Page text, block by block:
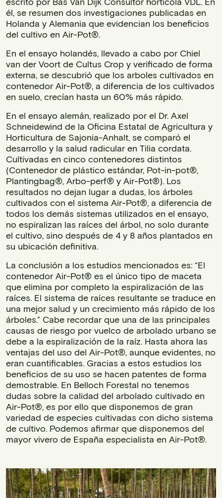
él, se resumen dos investigaciones publicadas en
Holanda y Alemania que evidencian los beneficios
del cultivo en Air-Pot®.
En el ensayo holandés, llevado a cabo por Chiel
van der Voort de Cultus Crop y verificado de forma
externa, se descubrió que los arboles cultivados en
contenedor Air-Pot®, a diferencia de los cultivados
en suelo, crecían hasta un 60% más rápido.
En el ensayo alemán, realizado por el Dr. Axel
Schneidewind de la Oficina Estatal de Agricultura y
Horticultura de Sajonia-Anhalt, se comparó el
desarrollo y la salud radicular en Tilia cordata.
Cultivadas en cinco contenedores distintos
(Contenedor de plástico estándar, Pot-in-pot®,
Plantingbag®, Arbo-perf® y Air-Pot®). Los
resultados no dejan lugar a dudas, los árboles
cultivados con el sistema Air-Pot®, a diferencia de
todos los demás sistemas utilizados en el ensayo,
no espiralizan las raíces del árbol, no solo durante
el cultivo, sino después de 4 y 8 años plantados en
su ubicación definitiva.
La conclusión a los estudios mencionados es: “El
contenedor Air-Pot® es el único tipo de maceta
que elimina por completo la espiralización de las
raíces. El sistema de raíces resultante se traduce en
una mejor salud y un crecimiento más rápido de los
árboles.” Cabe recordar que una de las principales
causas de riesgo por vuelco de arbolado urbano se
debe a la espiralización de la raíz. Hasta ahora las
ventajas del uso del Air-Pot®, aunque evidentes, no
eran cuantificables. Gracias a estos estudios los
beneficios de su uso se hacen patentes de forma
demostrable. En Belloch Forestal no tenemos
dudas sobre la calidad del arbolado cultivado en
Air-Pot®, es por ello que disponemos de gran
variedad de especies cultivadas con dicho sistema
de cultivo. Podemos afirmar que disponemos del
mayor vivero de España especialista en Air-Pot®.